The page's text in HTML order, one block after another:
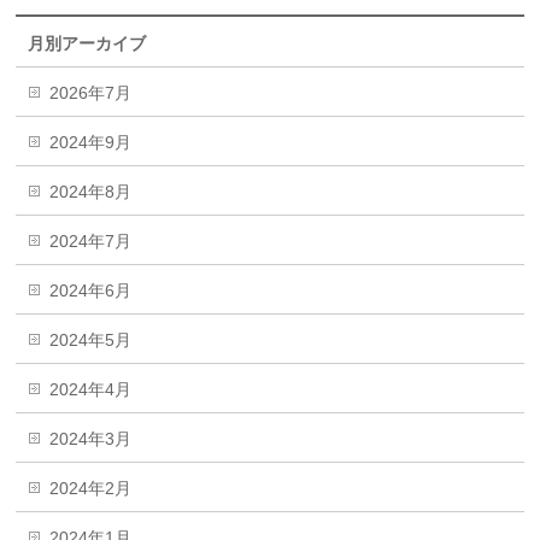
月別アーカイブ
2026年7月
2024年9月
2024年8月
2024年7月
2024年6月
2024年5月
2024年4月
2024年3月
2024年2月